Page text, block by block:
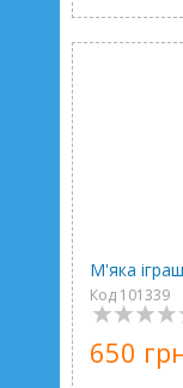
М'яка
Код 101339
650